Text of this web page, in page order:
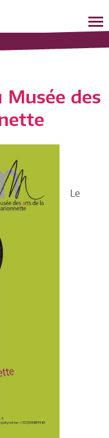
Musée des
Le